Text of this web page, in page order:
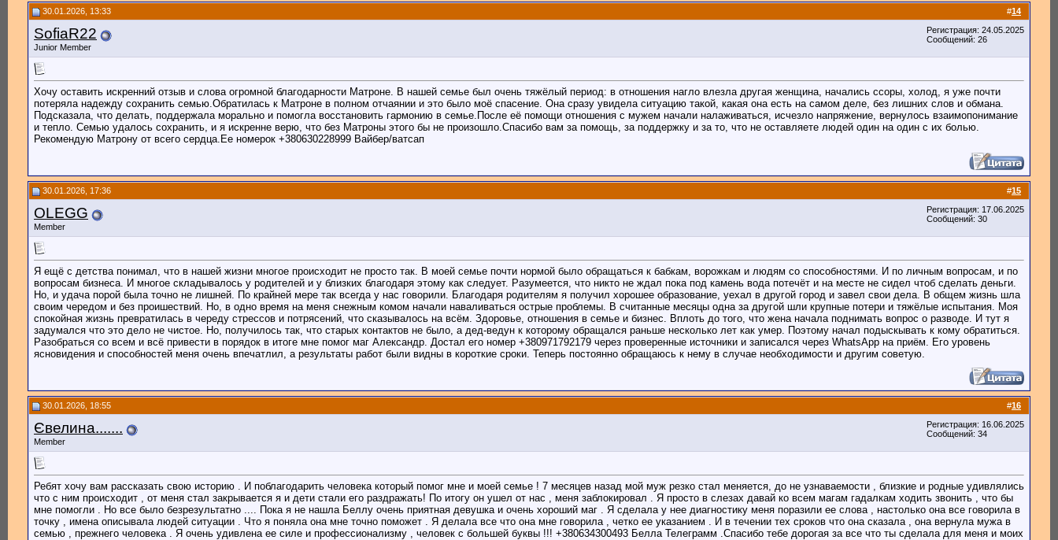
#14
30.01.2026, 13:33
SofiaR22
Junior Member
Регистрация: 24.05.2025
Сообщений: 26
Хочу оставить искренний отзыв и слова огромной благодарности Матроне. В нашей семье был очень тяжёлый период: в отношения нагло влезла другая женщина, начались ссоры, холод, я уже почти
потеряла надежду сохранить семью.Обратилась к Матроне в полном отчаянии и это было моё спасение. Она сразу увидела ситуацию такой, какая она есть на самом деле, без лишних слов и обмана.
Подсказала, что делать, поддержала морально и помогла восстановить гармонию в семье.После её помощи отношения с мужем начали налаживаться, исчезло напряжение, вернулось взаимопонимание
и тепло. Семью удалось сохранить, и я искренне верю, что без Матроны этого бы не произошло.Спасибо вам за помощь, за поддержку и за то, что не оставляете людей один на один с их болью.
Рекомендую Матрону от всего сердца.Ее номерок +380630228999 Вайбер/ватсап
#15
30.01.2026, 17:36
OLEGG
Member
Регистрация: 17.06.2025
Сообщений: 30
Я ещё с детства понимал, что в нашей жизни многое происходит не просто так. В моей семье почти нормой было обращаться к бабкам, ворожкам и людям со способностями. И по личным вопросам, и по
вопросам бизнеса. И многое складывалось у родителей и у близких благодаря этому как следует. Разумеется, что никто не ждал пока под камень вода потечёт и на месте не сидел чтоб сделать деньги.
Но, и удача порой была точно не лишней. По крайней мере так всегда у нас говорили. Благодаря родителям я получил хорошее образование, уехал в другой город и завел свои дела. В общем жизнь шла
своим чередом и без проишествий. Но, в одно время на меня снежным комом начали наваливаться острые проблемы. В считанные месяцы одна за другой шли крупные потери и тяжёлые испытания. Моя
спокойная жизнь превратилась в череду стрессов и потрясений, что сказывалось на всём. Здоровье, отношения в семье и бизнес. Вплоть до того, что жена начала поднимать вопрос о разводе. И тут я
задумался что это дело не чистое. Но, получилось так, что старых контактов не было, а дед-ведун к которому обращался раньше несколько лет как умер. Поэтому начал подыскывать к кому обратиться.
Разобраться со всем и всё привести в порядок в итоге мне помог маг Александр. Достал его номер +380971792179 через проверенные источники и записался через WhatsApp на приём. Его уровень
ясновидения и способностей меня очень впечатлил, а результаты работ были видны в короткие сроки. Теперь постоянно обращаюсь к нему в случае необходимости и другим советую.
#16
30.01.2026, 18:55
Євелина.......
Member
Регистрация: 16.06.2025
Сообщений: 34
Ребят хочу вам рассказать свою историю . И поблагодарить человека который помог мне и моей семье ! 7 месяцев назад мой муж резко стал меняется, до не узнаваемости , близкие и родные удивлялись
что с ним происходит , от меня стал закрывается я и дети стали его раздражать! По итогу он ушел от нас , меня заблокировал . Я просто в слезах давай ко всем магам гадалкам ходить звонить , что бы
мне помогли . Но все было безрезультатно .... Пока я не нашла Беллу очень приятная девушка и очень хороший маг . Я сделала у нее диагностику меня поразили ее слова , настолько она все говорила в
точку , имена описывала людей ситуации . Что я поняла она мне точно поможет . Я делала все что она мне говорила , четко ее указанием . И в течении тех сроков что она сказала , она вернула мужа в
семью , прежнего человека . Я очень удивлена ее силе и профессионализму , человек с большей буквы !!! +380634300493 Белла Телеграмм .Спасибо тебе дорогая за все что ты сделала для меня и моих